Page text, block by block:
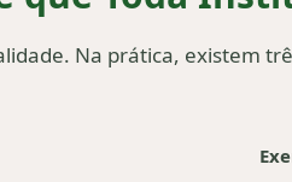
Na prática, existem